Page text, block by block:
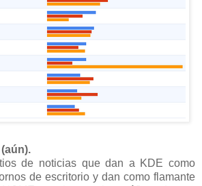
de noticias que dan a KDE como
de escritorio y dan como flamante